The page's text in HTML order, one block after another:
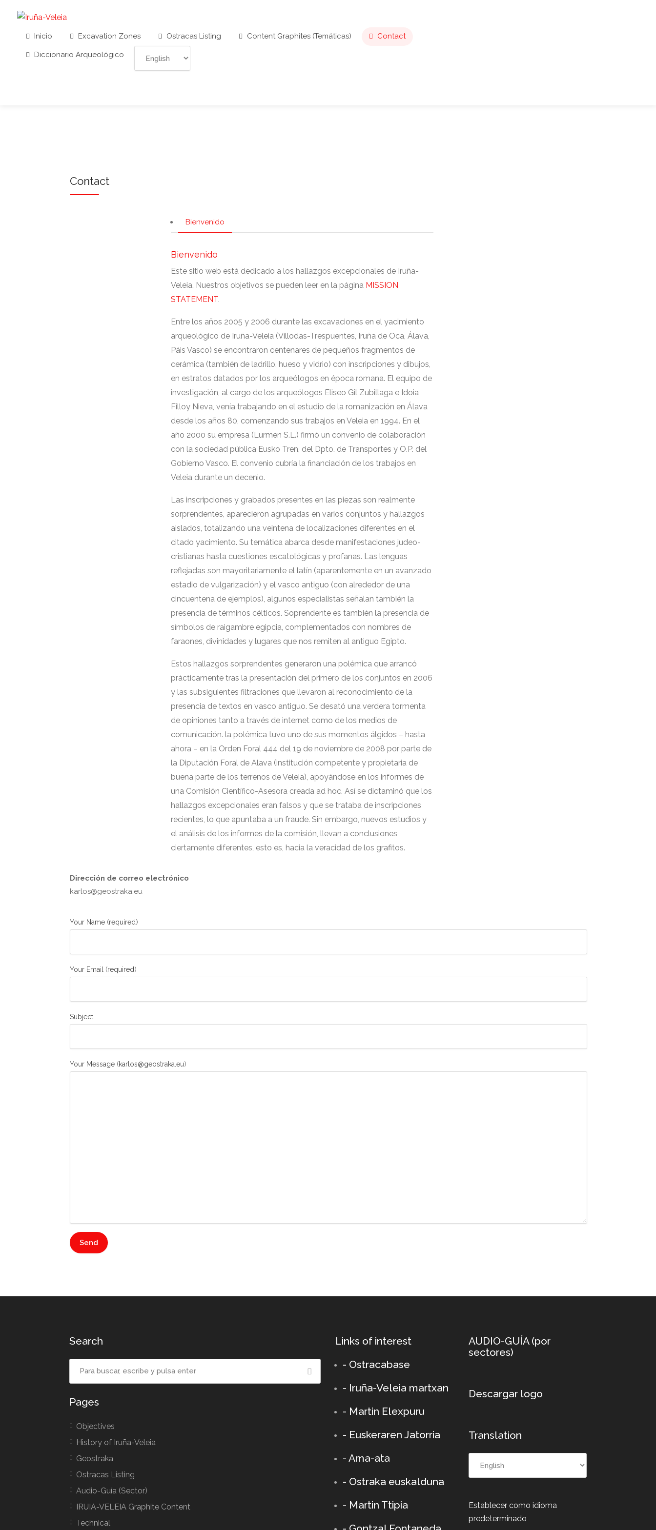
Inicio Excavation Zones Ostracas Listing Content Graphites (Temáticas) Contact
Diccionario Arqueológico
Contact
Bienvenido
Bienvenido
Este sitio web está dedicado a los hallazgos excepcionales de Iruña-
Veleia. Nuestros objetivos se pueden leer en la página MISSION
STATEMENT.
Entre los años 2005 y 2006 durante las excavaciones en el yacimiento
arqueológico de Iruña-Veleia (Villodas-Trespuentes, Iruña de Oca, Álava,
Páis Vasco) se encontraron centenares de pequeños fragmentos de
cerámica (también de ladrillo, hueso y vidrio) con inscripciones y dibujos,
en estratos datados por los arqueólogos en época romana. El equipo de
investigación, al cargo de los arqueólogos Eliseo Gil Zubillaga e Idoia
Filloy Nieva, venía trabajando en el estudio de la romanización en Álava
desde los años 80, comenzando sus trabajos en Veleia en 1994. En el
año 2000 su empresa ( Lurmen S.L.) firmó un convenio de colaboración
con la sociedad pública Eusko Tren, del Dpto. de Transportes y O.P. del
Gobierno Vasco. El convenio cubría la financiación de los trabajos en
Veleia durante un decenio.
Las inscripciones y grabados presentes en las piezas son realmente
sorprendentes, aparecieron agrupadas en varios conjuntos y hallazgos
aislados, totalizando una veintena de localizaciones diferentes en el
citado yacimiento. Su temática abarca desde manifestaciones judeo-
cristianas hasta cuestiones escatológicas y profanas. Las lenguas
reflejadas son mayoritariamente el latín (aparentemente en un avanzado
estadio de vulgarización) y el vasco antiguo (con alrededor de una
cincuentena de ejemplos), algunos especialistas señalan también la
presencia de términos célticos. Soprendente es también la presencia de
símbolos de raigambre egipcia, complementados con nombres de
faraones, divinidades y lugares que nos remiten al antiguo Egipto.
Estos hallazgos sorprendentes generaron una polémica que arrancó
prácticamente tras la presentación del primero de los conjuntos en 2006
y las subsiguientes filtraciones que llevaron al reconocimiento de la
presencia de textos en vasco antiguo. Se desató una verdera tormenta
de opiniones tanto a través de internet como de los medios de
comunicación. la polémica tuvo uno de sus momentos álgidos – hasta
ahora – en la Orden Foral 444 del 19 de noviembre de 2008 por parte de
la Diputación Foral de Alava (institución competente y propietaria de
buena parte de los terrenos de Veleia), apoyándose en los informes de
una Comisión Científico-Asesora creada ad hoc. Así se dictaminó que los
hallazgos excepcionales eran falsos y que se trataba de inscripciones
recientes, lo que apuntaba a un fraude. Sin embargo, nuevos estudios y
el análisis de los informes de la comisión, llevan a conclusiones
ciertamente diferentes, esto es, hacia la veracidad de los grafitos.
Dirección de correo electrónico
karlos@geostraka.eu
Your Name(required)
Your Email(required)
Subject
Your Message(karlos@geostraka.eu)
Search
Pages
Objectives
History of Iruña-Veleia
Geostraka
Ostracas Listing
Audio-Guía (Sector)
IRUIA-VELEIA Graphite Content
Technical
Links of interest
- Ostracabase
- Iruña-Veleia martxan
- Martin Elexpuru
- Euskeraren Jatorria
- Ama-ata
- Ostraka euskalduna
- Martin Ttipia
AUDIO-GUÍA(por
sectores)
Descargar logo
Translation
Establecer como idioma
predeterminado